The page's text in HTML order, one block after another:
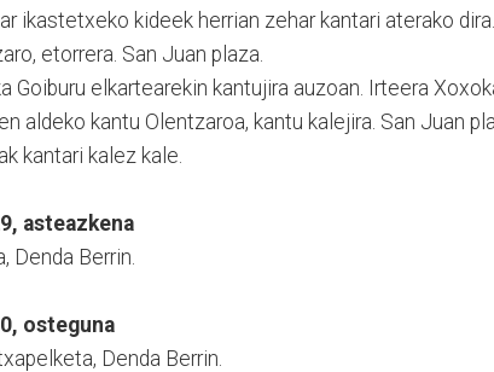
ikastetxeko kideek herrian zehar kantari aterako dira.
etorrera. San Juan plaza.
Goiburu elkartearekin kantujira auzoan. Irteera
aldeko kantu Olentzaroa, kantu kalejira. San Juan
kantari kalez kale.
asteazkena
Denda Berrin.
osteguna
Denda Berrin.